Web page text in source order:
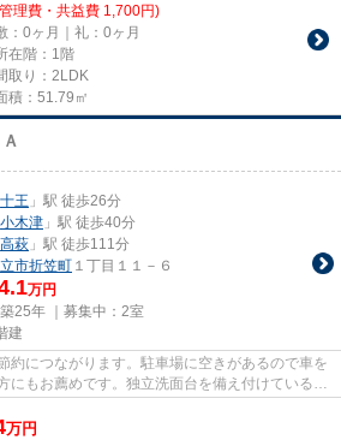
理費・共益費 1,700円)
：0ヶ月｜礼：0ヶ月
在階：1階
取り：2LDK
積：51.79㎡
十王 」駅 徒歩26分
小木津 」駅 徒歩40分
高萩 」駅 徒歩111分
市折笠町 １丁目１１－６
万円
25年 ｜募集中： 2室
建
約につながります。駐車場に空きがあるので車を
にもお薦めです。独立洗面台を備え付けているの
万円